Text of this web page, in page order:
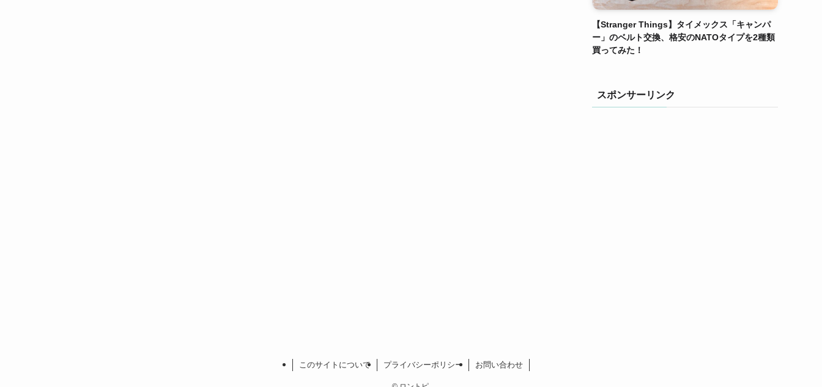
【Stranger Things】タイメックス「キャンパ
ー」のベルト交換、格安のNATOタイプを2種類
買ってみた！
スポンサーリンク
このサイトについて プライバシーポリシー お問い合わせ